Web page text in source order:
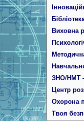
Виховна
ЗНО/НМТ
Центр
Охорона
Твоя